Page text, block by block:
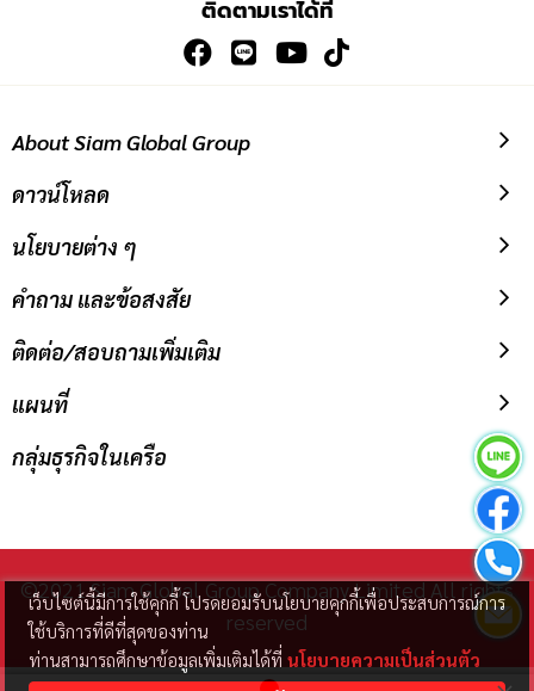
เว็บไซต์นี้มีการใช้คุกกี้ โปรดยอมรับนโยบายคุกกี้เพื่อประสบการณ์การ
ใช้บริการที่ดีที่สุดของท่าน
ท่านสามารถศึกษาข้อมูลเพิ่มเติมได้ที่ นโยบายความเป็นส่วนตัว
ติดตามเราได้ที่
About Siam Global Group
ดาวน์โหลด
นโยบายต่าง ๆ
คำถาม และข้อสงสัย
ติดต่อ/สอบถามเพิ่มเติม
แผนที่
กลุ่มธุรกิจในเครือ
©2021 Siam Global Group Company Limited All rights
reserved